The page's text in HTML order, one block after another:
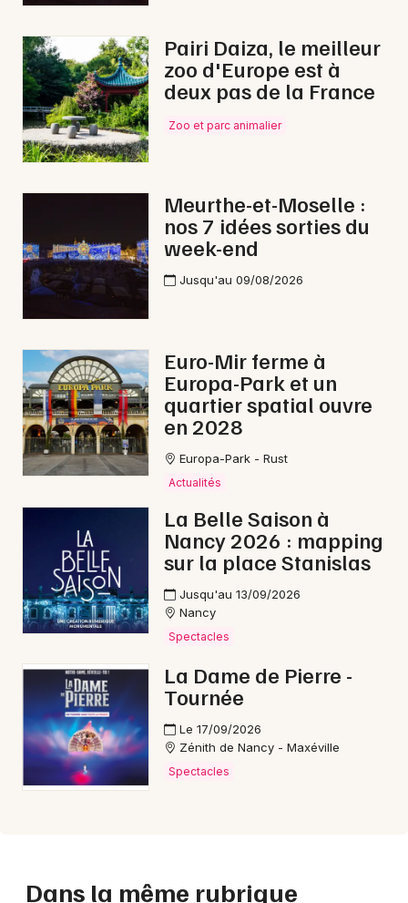
Pairi Daiza, le meilleur
zoo d'Europe est à
deux pas de la France
Zoo et parc animalier
Meurthe-et-Moselle :
nos 7 idées sorties du
week-end
Jusqu'au 09/08/2026
Euro-Mir ferme à
Europa-Park et un
quartier spatial ouvre
en 2028
Europa-Park - Rust
Actualités
La Belle Saison à
Nancy 2026 : mapping
sur la place Stanislas
Jusqu'au 13/09/2026
Nancy
Spectacles
La Dame de Pierre -
Tournée
Le 17/09/2026
Zénith de Nancy - Maxéville
Spectacles
Dans la même rubrique